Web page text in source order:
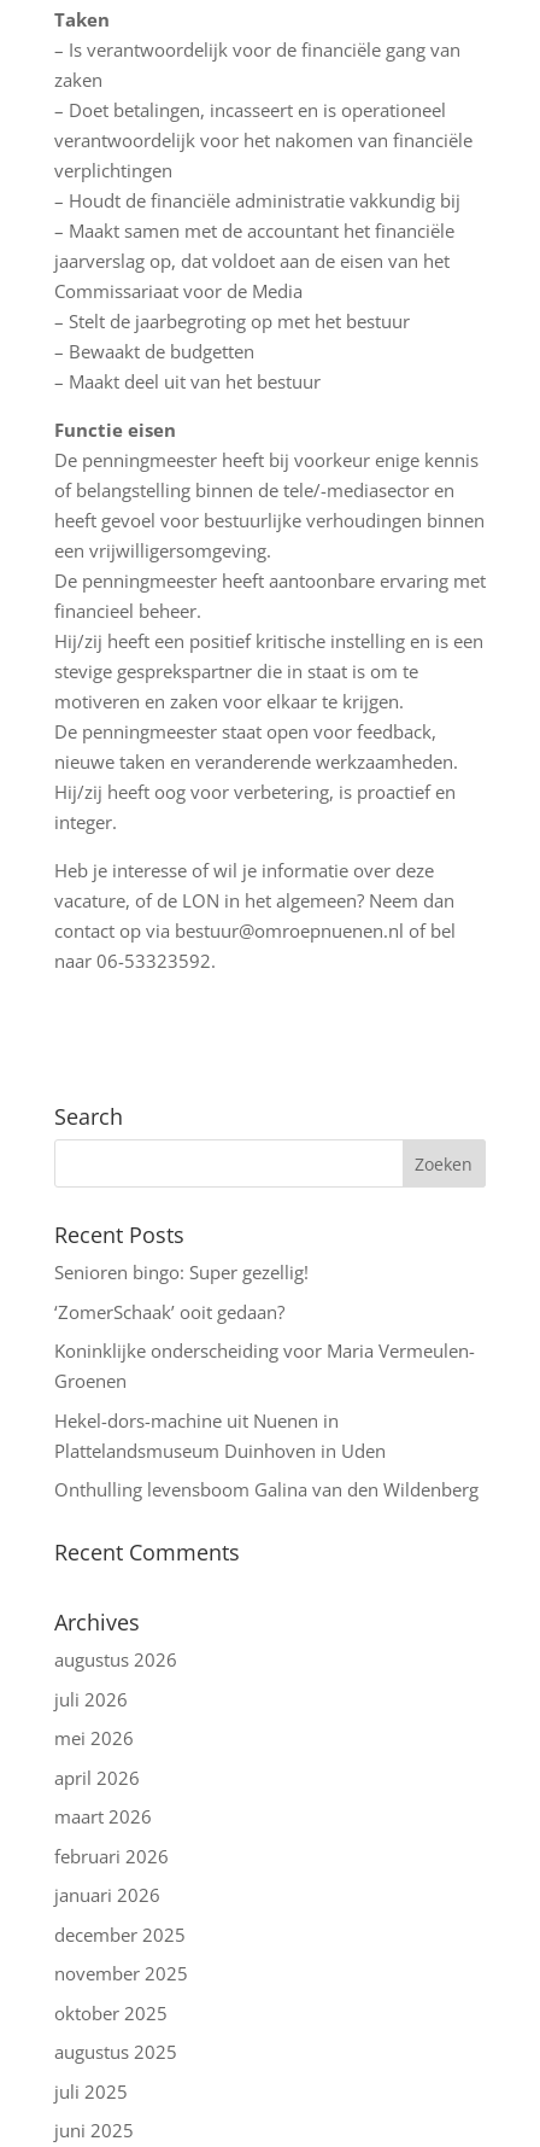
Taken
– Is verantwoordelijk voor de financiële gang van
zaken
– Doet betalingen, incasseert en is operationeel
verantwoordelijk voor het nakomen van financiële
verplichtingen
– Houdt de financiële administratie vakkundig bij
– Maakt samen met de accountant het financiële
jaarverslag op, dat voldoet aan de eisen van het
Commissariaat voor de Media
– Stelt de jaarbegroting op met het bestuur
– Bewaakt de budgetten
– Maakt deel uit van het bestuur
Functie eisen
De penningmeester heeft bij voorkeur enige kennis
of belangstelling binnen de tele/-mediasector en
heeft gevoel voor bestuurlijke verhoudingen binnen
een vrijwilligersomgeving.
De penningmeester heeft aantoonbare ervaring met
financieel beheer.
Hij/zij heeft een positief kritische instelling en is een
stevige gesprekspartner die in staat is om te
motiveren en zaken voor elkaar te krijgen.
De penningmeester staat open voor feedback,
nieuwe taken en veranderende werkzaamheden.
Hij/zij heeft oog voor verbetering, is proactief en
integer.
Heb je interesse of wil je informatie over deze
vacature, of de LON in het algemeen? Neem dan
contact op via bestuur@omroepnuenen.nl of bel
naar 06-53323592.
Search
Recent Posts
Senioren bingo: Super gezellig!
‘ZomerSchaak’ ooit gedaan?
Koninklijke onderscheiding voor Maria Vermeulen-
Groenen
Hekel-dors-machine uit Nuenen in
Plattelandsmuseum Duinhoven in Uden
Onthulling levensboom Galina van den Wildenberg
Recent Comments
Archives
augustus 2026
juli 2026
mei 2026
april 2026
maart 2026
februari 2026
januari 2026
december 2025
november 2025
oktober 2025
augustus 2025
juli 2025
juni 2025